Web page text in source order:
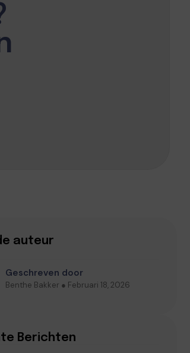
auteur
Geschreven door
Benthe Bakker ● Februari 18, 2026
Berichten